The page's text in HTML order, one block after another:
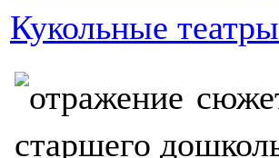
Кукольные театры